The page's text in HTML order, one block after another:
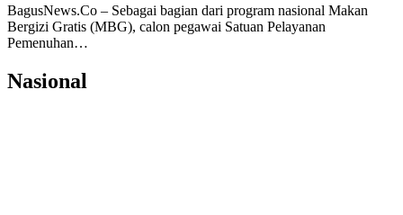
BagusNews.Co – Sebagai bagian dari program nasional Makan
Bergizi Gratis (MBG), calon pegawai Satuan Pelayanan
Pemenuhan…
Nasional